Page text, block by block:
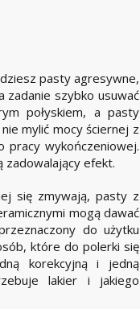
pasty agresywne,
zadanie szybko usuwać
połyskiem, a pasty
mylić mocy ściernej z
pracy wykończeniowej.
zadowalający efekt.
się zmywają, pasty z
mogą dawać
do użytku
które do polerki się
korekcyjną i jedną
lakier i jakiego